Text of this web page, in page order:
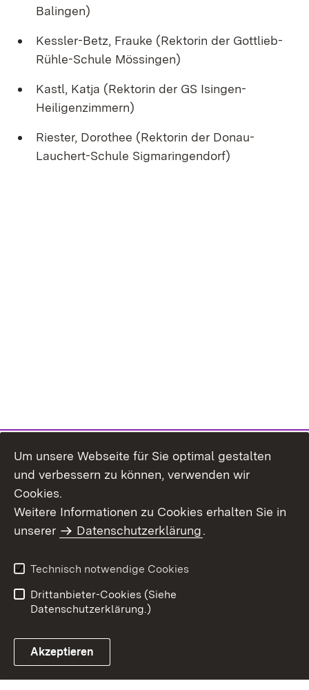
Balingen)
Kessler-Betz, Frauke (Rektorin der Gottlieb-
Rühle-Schule Mössingen)
Kastl, Katja (Rektorin der GS Isingen-
Heiligenzimmern)
Riester, Dorothee (Rektorin der Donau-
Lauchert-Schule Sigmaringendorf)
Benutzungshinweise
Erklärung zur
Um unsere Webseite für Sie optimal gestalten
und verbessern zu können, verwenden wir
Cookies.
Weitere Informationen zu Cookies erhalten Sie in
unserer
Datenschutzerklärung.
Technisch notwendige Cookies
Drittanbieter-Cookies (Siehe
Datenschutzerklärung.)
Akzeptieren